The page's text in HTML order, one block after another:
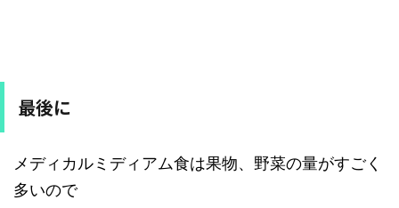
最後に
メディカルミディアム食は果物、野菜の量がすごく
多いので